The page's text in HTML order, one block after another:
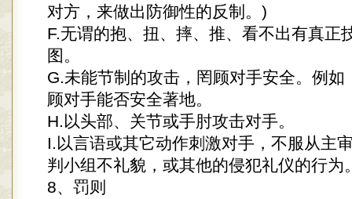
对方，来做出防御性的反制。)
F.无谓的抱、扭、摔、推、看不出有真正
图。
G.未能节制的攻击，罔顾对手安全。例如
顾对手能否安全著地。
H.以头部、关节或手肘攻击对手。
I.以言语或其它动作刺激对手，不服从主
判小组不礼貌，或其他的侵犯礼仪的行为
8、罚则